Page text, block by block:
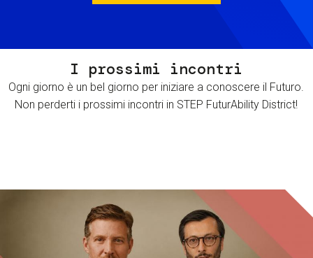
I prossimi incontri
Ogni giorno è un bel giorno per iniziare a conoscere il Futuro.
Non perderti i prossimi incontri in STEP FuturAbility District!